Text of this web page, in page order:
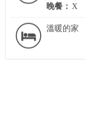
晚餐： X
溫暖的家